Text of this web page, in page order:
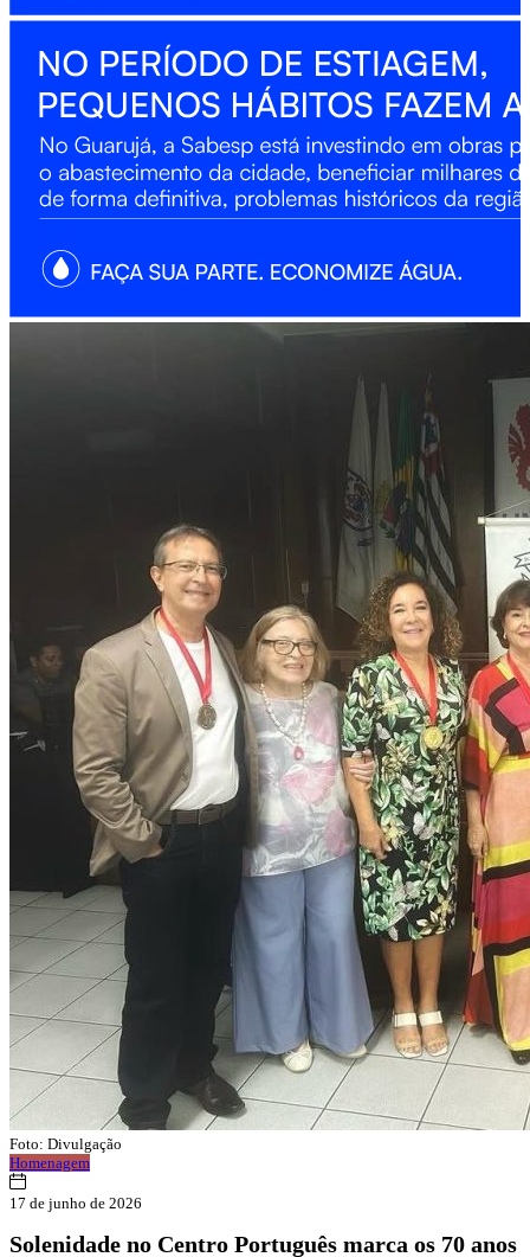
Foto: Divulgação
Homenagem
17 de junho de 2026
Solenidade no Centro Português marca os 70 anos